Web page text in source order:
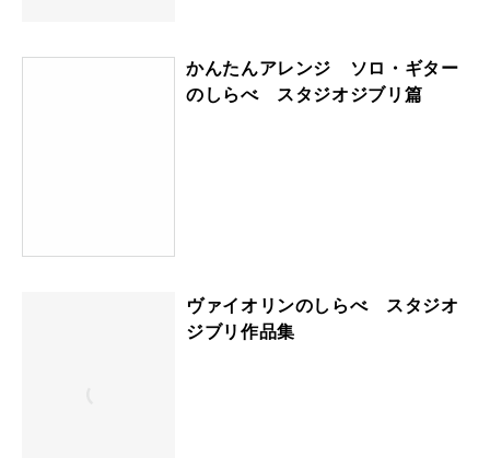
かんたんアレンジ ソロ・ギター
のしらべ スタジオジブリ篇
ヴァイオリンのしらべ スタジオ
ジブリ作品集